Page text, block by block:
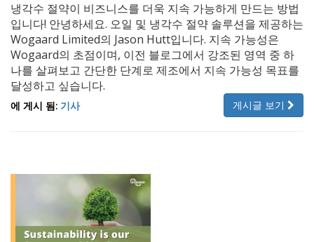
냉각수 절약이 비즈니스를 더욱 지속 가능하게 만드는 방법
입니다! 안녕하세요. 오일 및 냉각수 절약 솔루션을 제공하는
Wogaard Limited의 Jason Hutt입니다. 지속 가능성은
Wogaard의 초점이며, 이전 블로그에서 강조된 영역 중 하
나를 살펴보고 간단한 단계로 제조에서 지속 가능성 목표를
달성하고 싶습니다.
게시글 보기
에 게시 됨: 기사